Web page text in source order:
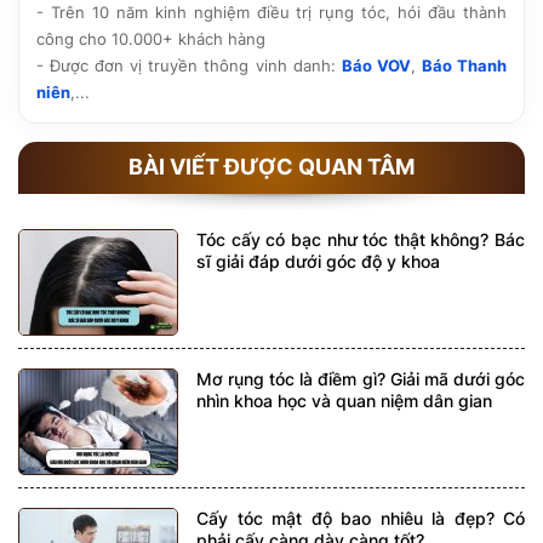
- Trên 10 năm kinh nghiệm điều trị rụng tóc, hói đầu thành
công cho 10.000+ khách hàng
- Được đơn vị truyền thông vinh danh: Báo VOV, Báo Thanh
niên,...
BÀI VIẾT ĐƯỢC QUAN TÂM
Tóc cấy có bạc như tóc thật không? Bác
sĩ giải đáp dưới góc độ y khoa
Mơ rụng tóc là điềm gì? Giải mã dưới góc
nhìn khoa học và quan niệm dân gian
Cấy tóc mật độ bao nhiêu là đẹp? Có